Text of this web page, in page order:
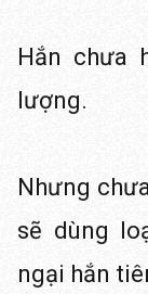
Hắn chưa
lượng.
Nhưng
sẽ dùng
ngại hắn